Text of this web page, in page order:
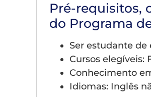
Pré-requisitos,
do Programa
Ser estudante de
Cursos elegíveis:
Conhecimento
Idiomas: Inglês